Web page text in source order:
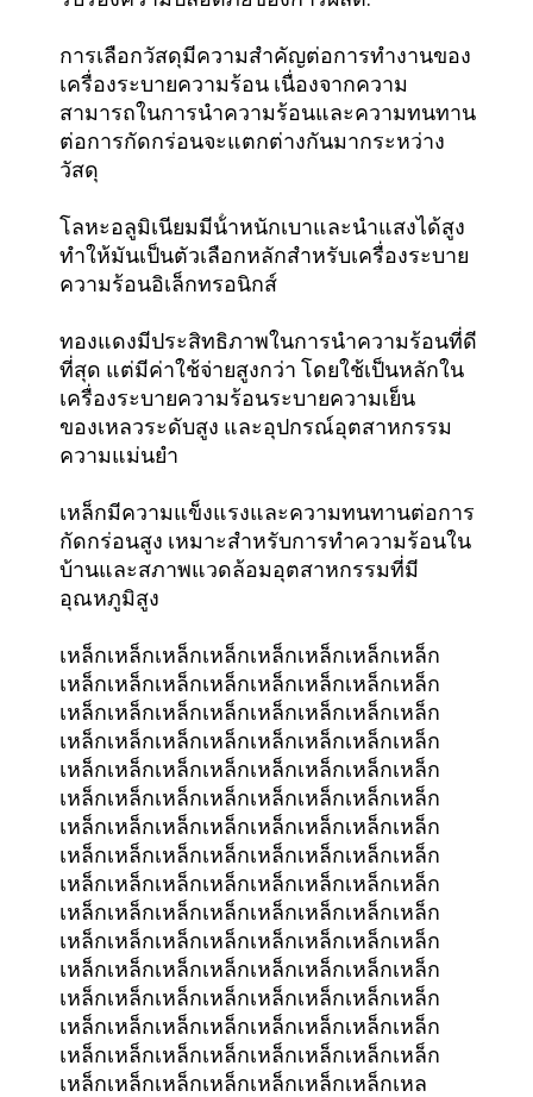
การเลือกวัสดุมีความสําคัญต่อการทํางานของ
เครื่องระบายความร้อน เนื่องจากความ
สามารถในการนําความร้อนและความทนทาน
ต่อการกัดกร่อนจะแตกต่างกันมากระหว่าง
วัสดุ
โลหะอลูมิเนียมมีน้ําหนักเบาและนําแสงได้สูง
ทําให้มันเป็นตัวเลือกหลักสําหรับเครื่องระบาย
ความร้อนอิเล็กทรอนิกส์
ทองแดงมีประสิทธิภาพในการนําความร้อนที่ดี
ที่สุด แต่มีค่าใช้จ่ายสูงกว่า โดยใช้เป็นหลักใน
เครื่องระบายความร้อนระบายความเย็น
ของเหลวระดับสูง และอุปกรณ์อุตสาหกรรม
ความแม่นยํา
เหล็กมีความแข็งแรงและความทนทานต่อการ
กัดกร่อนสูง เหมาะสําหรับการทําความร้อนใน
บ้านและสภาพแวดล้อมอุตสาหกรรมที่มี
อุณหภูมิสูง
เหล็กเหล็กเหล็กเหล็กเหล็กเหล็กเหล็กเหล็ก
เหล็กเหล็กเหล็กเหล็กเหล็กเหล็กเหล็กเหล็ก
เหล็กเหล็กเหล็กเหล็กเหล็กเหล็กเหล็กเหล็ก
เหล็กเหล็กเหล็กเหล็กเหล็กเหล็กเหล็กเหล็ก
เหล็กเหล็กเหล็กเหล็กเหล็กเหล็กเหล็กเหล็ก
เหล็กเหล็กเหล็กเหล็กเหล็กเหล็กเหล็กเหล็ก
เหล็กเหล็กเหล็กเหล็กเหล็กเหล็กเหล็กเหล็ก
เหล็กเหล็กเหล็กเหล็กเหล็กเหล็กเหล็กเหล็ก
เหล็กเหล็กเหล็กเหล็กเหล็กเหล็กเหล็กเหล็ก
เหล็กเหล็กเหล็กเหล็กเหล็กเหล็กเหล็กเหล็ก
เหล็กเหล็กเหล็กเหล็กเหล็กเหล็กเหล็กเหล็ก
เหล็กเหล็กเหล็กเหล็กเหล็กเหล็กเหล็กเหล็ก
เหล็กเหล็กเหล็กเหล็กเหล็กเหล็กเหล็กเหล็ก
เหล็กเหล็กเหล็กเหล็กเหล็กเหล็กเหล็กเหล็ก
เหล็กเหล็กเหล็กเหล็กเหล็กเหล็กเหล็กเหล็ก
เหล็กเหล็กเหล็กเหล็กเหล็กเหล็กเหล็กเหล